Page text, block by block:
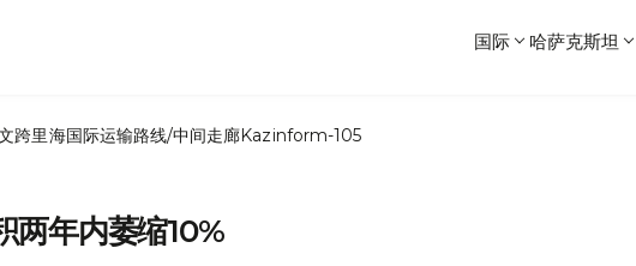
国际 哈萨克斯坦
跨里海国际运输路线/中间走廊Kazinform-105
两年内萎缩10%